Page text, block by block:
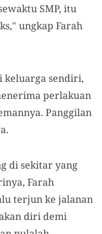
SMP, itu
ungkap Farah
keluarga sendiri,
perlakuan
Panggilan
di sekitar yang
Farah
terjun ke jalanan
diri demi